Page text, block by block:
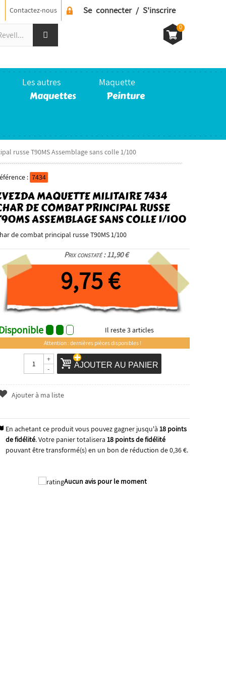
Se connecter / S'inscrire
Contactez-nous
0
Les autres
Maquettes
Maquette
Peinture
russe T90MS Assemblage sans colle 1/100
: 7434
MAQUETTE MILITAIRE 7434
DE COMBAT PRINCIPAL RUSSE
ASSEMBLAGE SANS COLLE 1/100
de combat principal russe T90MS 1/100
Prix constaté : 11,90 €
9,75 €
Il reste3articles
Attention : dernières pièces disponibles !
-
+
AJOUTER AU PANIER
Ajouter à ma liste
En achetant ce produit vous pouvez gagner jusqu'à 18points
de fidélité. Votre panier totalisera 18points de fidélité
pouvant être transformé(s) en un bon de réduction de0,36 €.
Aucun avis pour le moment